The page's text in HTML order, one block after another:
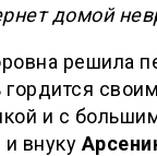
домой
решила
гордится
и с
внуку